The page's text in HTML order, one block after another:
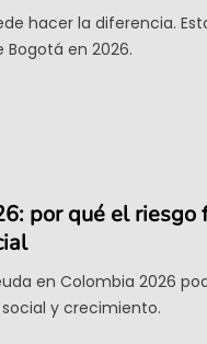
hacer la diferencia.
en 2026.
por qué el riesgo
en Colombia 2026
y crecimiento.